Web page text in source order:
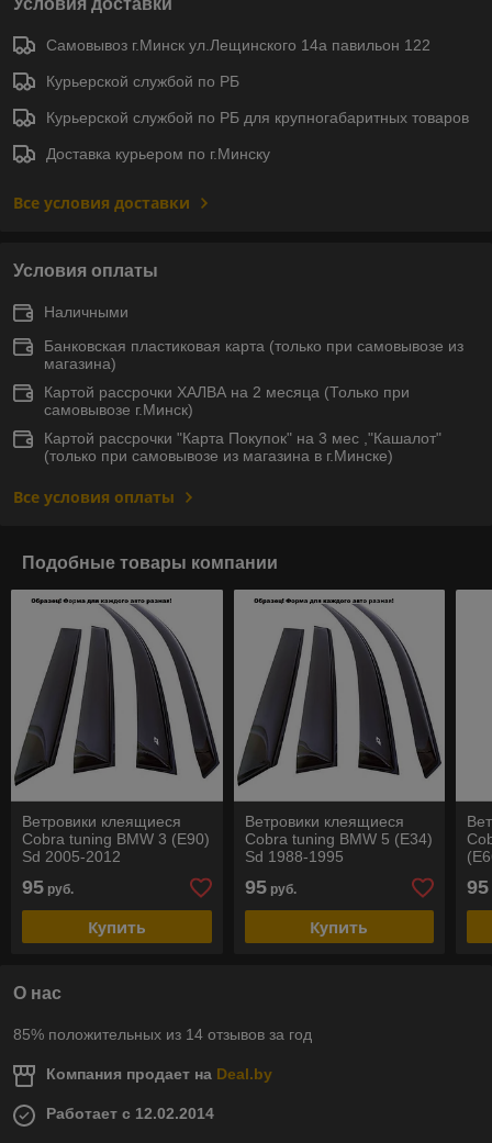
Самовывоз г.Минск ул.Лещинского 14а павильон 122
Курьерской службой по РБ
Курьерской службой по РБ для крупногабаритных товаров
Доставка курьером по г.Минску
Все условия доставки
Условия оплаты
Наличными
Банковская пластиковая карта (только при самовывозе из
магазина)
Картой рассрочки ХАЛВА на 2 месяца (Только при
самовывозе г.Минск)
Картой рассрочки "Карта Покупок" на 3 мес ,"Кашалот"
(только при самовывозе из магазина в г.Минске)
Все условия оплаты
Подобные товары компании
Ветровики клеящиеся
Cobra tuning BMW 3 (E90)
Sd 2005-2012
95 руб.
Купить
Ветровики клеящиеся
Cobra tuning BMW 5 (E34)
Sd 1988-1995
95руб.
Купить
95
О нас
85% положительных из 14 отзывов за год
Компания продает на Deal.by
Работает с 12.02.2014